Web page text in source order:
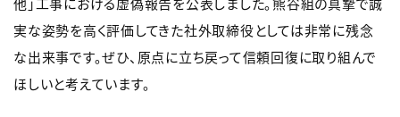
実な姿勢を高く評価してきた社外取締役としては非常に残念
な出来事です。ぜひ、原点に立ち戻って信頼回復に取り組んで
ほしいと考えています。